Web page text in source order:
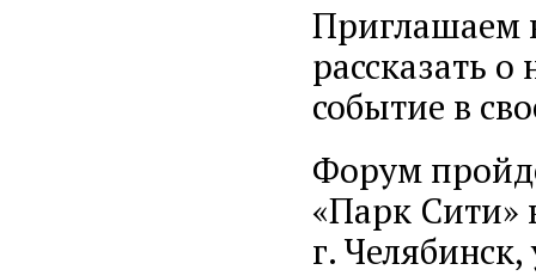
Приглашаем
рассказать
событие в
Форум
«Парк Сити»
г.